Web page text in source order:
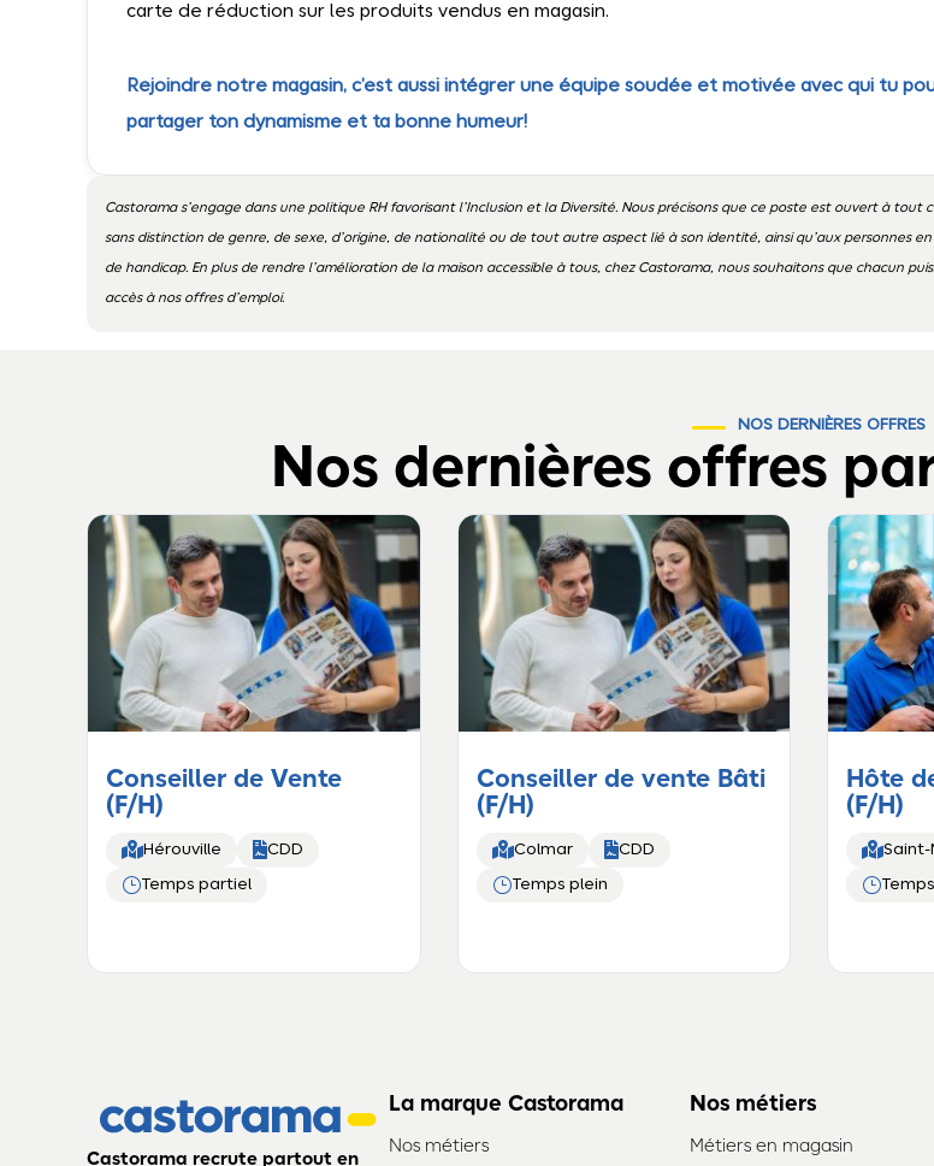
carte de réduction sur les produits vendus en magasin.
Rejoindre notre magasin, c’est aussi intégrer une équipe soudée et motivée avec qui tu
partager ton dynamisme et ta bonne humeur!
Castorama s’engage dans une politique RH favorisant l’Inclusion et la Diversité. Nous précisons que ce poste est ouvert à tout
sans distinction de genre, de sexe, d’origine, de nationalité ou de tout autre aspect lié à son identité, ainsi qu’aux personnes
de handicap. En plus de rendre l’amélioration de la maison accessible à tous, chez Castorama, nous souhaitons que chacun
accès à nos offres d’emploi.
NOS DERNIÈRES OFFRES
Nos dernières offres
Conseiller de Vente
(F/H)
Hérouville CDD
}Temps partiel
Conseiller de vente Bâti
(F/H)
Colmar CDD
}Temps plein
Hôte
(F/H)
Saint-
}
Castorama recrute partout en
La marque Castorama
Nos métiers
Nos métiers
Métiers en magasin